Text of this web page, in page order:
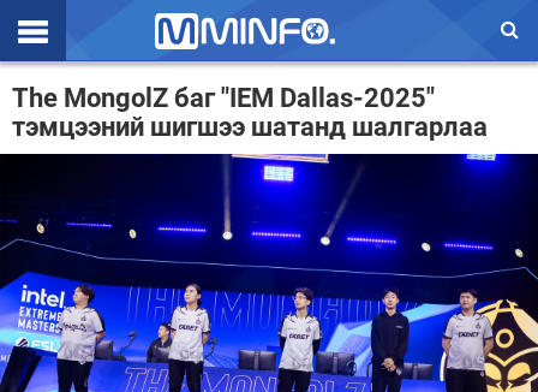
Эхлэл
Цаг агаар
Улс төр
Эдийн засаг
Үзэл бодол
Спорт
The MongolZ баг "IEM Dallas-2025"
тэмцээний шигшээ шатанд шалгарлаа